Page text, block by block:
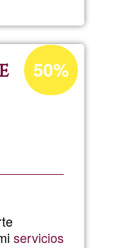
servicios
Percentatge
d'acceptació
50%